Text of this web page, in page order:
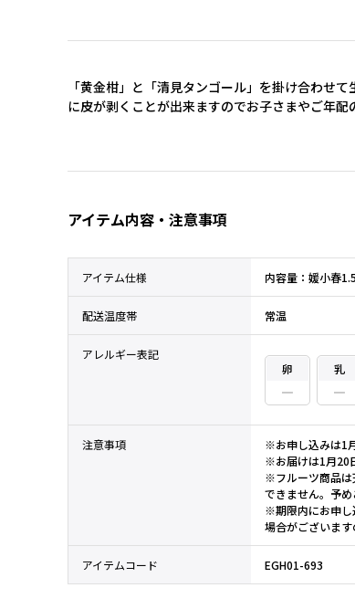
「黄金柑」と「清見タンゴール」を掛け合わせ
に皮が剥くことが出来ますのでお子さまやご年配
アイテム内容・注意事項
アイテム仕様 内容量：媛小春
配送温度帯 常温
アレルギー表記
卵
乳
注意事項
※お申し込みは1
※お届けは1月20
※フルーツ商品は
できません。予め
※期限内にお申し
場合がございます
アイテムコード EGH01-693